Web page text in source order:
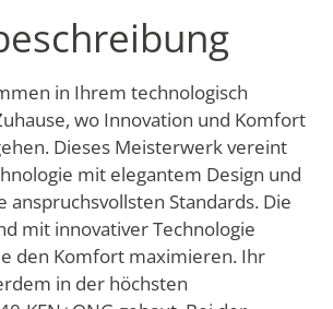
in Ihrem technologisch
wo Innovation und Komfort
Dieses Meisterwerk vereint
mit elegantem Design und
anspruchsvollsten Standards. Die
mit innovativer Technologie
den Komfort maximieren. Ihr
in der höchsten